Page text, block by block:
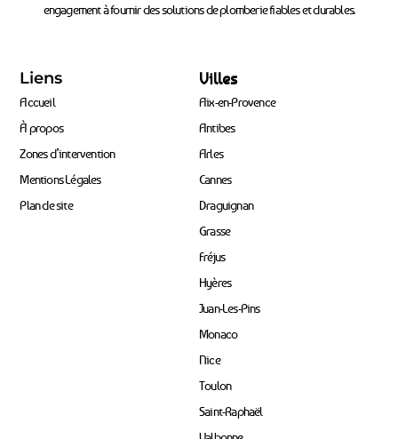
engagement à fournir des solutions de plomberie fiables et durables.
Liens
Accueil
À propos
Zones d’intervention
Mentions Légales
Plan de site
Villes
Aix-en-Provence
Antibes
Arles
Cannes
Draguignan
Grasse
Fréjus
Hyères
Juan-Les-Pins
Monaco
Nice
Toulon
Saint-Raphaël